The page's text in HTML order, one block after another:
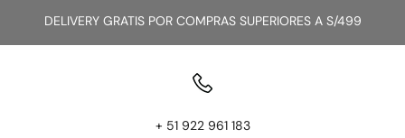
DELIVERY GRATIS POR COMPRAS SUPERIORES A S/499
+ 51 922 961 183